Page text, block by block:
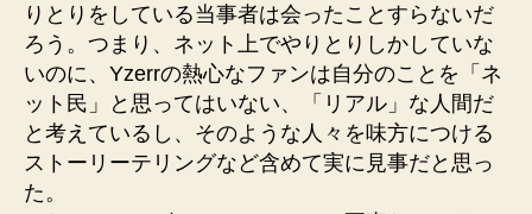
りとりをしている当事者は会ったことすらないだ
ろう。つまり、ネット上でやりとりしかしていな
いのに、Yzerrの熱心なファンは自分のことを「ネ
ット民」と思ってはいない、「リアル」な人間だ
と考えているし、そのような人々を味方につける
ストーリーテリングなど含めて実に見事だと思っ
た。